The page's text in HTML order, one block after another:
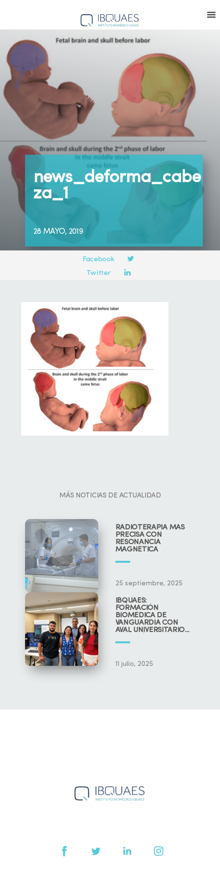
news_deforma_cabe
za_1
28 MAYO, 2019
Compartir en:
Facebook
Twitter
MÁS NOTICIAS DE ACTUALIDAD
RADIOTERAPIA MÁS
PRECISA CON
RESONANCIA
MAGNÉTICA
25 septiembre, 2025
IBQUAES:
FORMACIÓN
BIOMÉDICA DE
VANGUARDIA CON
AVAL UNIVERSITARIO
11 julio, 2025